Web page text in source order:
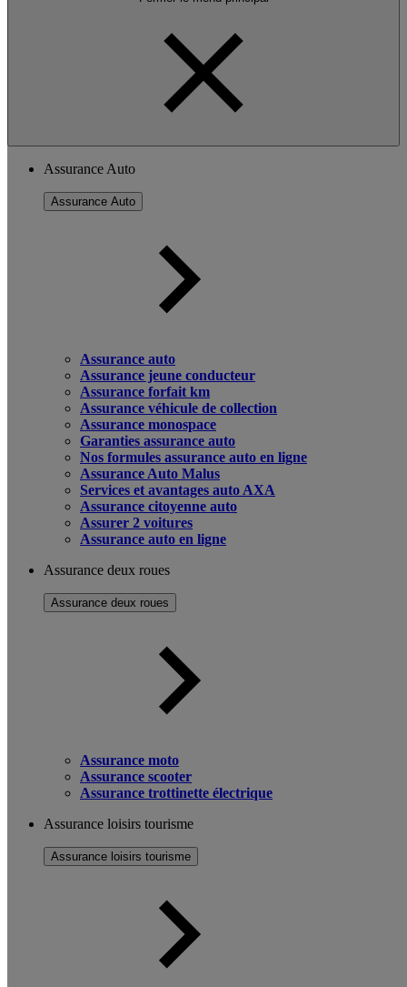
Assurance Auto
Assurance Auto
Assurance auto
Assurance jeune conducteur
Assurance forfait km
Assurance véhicule de collection
Assurance monospace
Garanties assurance auto
Nos formules assurance auto en ligne
Assurance Auto Malus
Services et avantages auto AXA
Assurance citoyenne auto
Assurer 2 voitures
Assurance auto en ligne
Assurance deux roues
Assurance deux roues
Assurance moto
Assurance scooter
Assurance trottinette électrique
Assurance loisirs tourisme
Assurance loisirs tourisme